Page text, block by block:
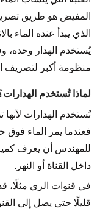
المفيض هو طريق تصريف
الذي يبدأ عنده الماء
يُستخدم الهدار وحده،
منظومة أكبر لتصريف
لماذا تُستخدم
تُستخدم الهدارات
فعندما يمر الماء فوق
للمهندس أن يعرف
داخل القناة أو النهر.
في قنوات الري مثلًا،
قليلًا حتى يصل إلى